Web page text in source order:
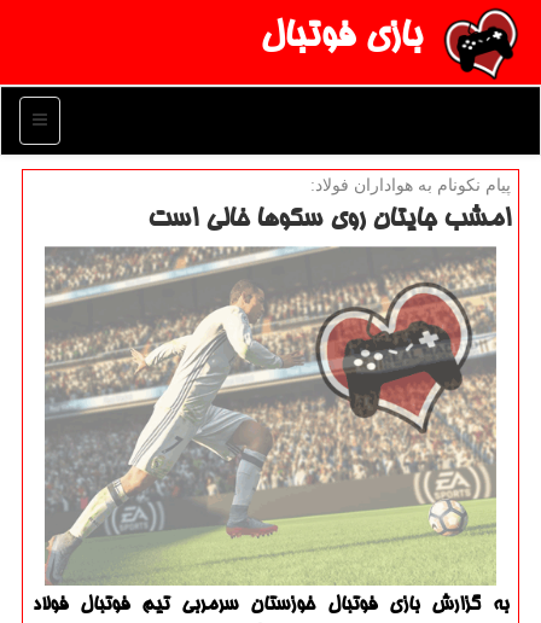
بازی فوتبال
منو
پیام نكونام به هواداران فولاد:
امشب جایتان روی سكوها خالی است
به گزارش بازی فوتبال خوزستان سرمربی تیم فوتبال فولاد